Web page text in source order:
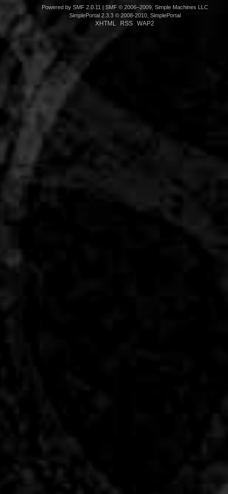
Powered by SMF 2.0.11
SMF © 2006–2009, Simple Machines LLC
SimplePortal 2.3.3 © 2008-2010, SimplePortal
XHTML RSS WAP2